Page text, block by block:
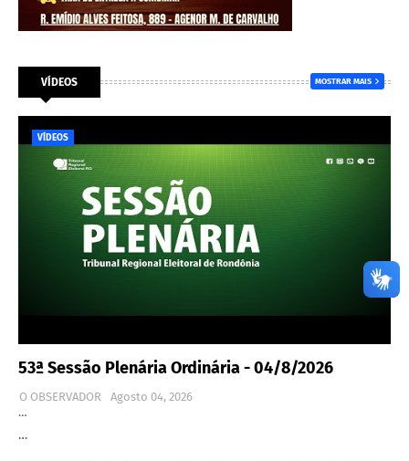
VÍDEOS MOSTRAR MAIS
VÍDEOS
53ª Sessão Plenária Ordinária - 04/8/2026
O OBSERVADOR
Agosto 04, 2026
…
…